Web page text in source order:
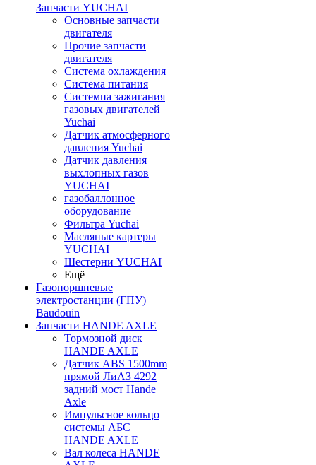
Запчасти YUCHAI
Основные запчасти
двигателя
Прочие запчасти
двигателя
Система охлаждения
Система питания
Системпа зажигания
газовых двигателей
Yuchai
Датчик атмосферного
давления Yuchai
Датчик давления
выхлопных газов
YUCHAI
газобаллонное
оборудование
Фильтра Yuchai
Масляные картеры
YUCHAI
Шестерни YUCHAI
Ещё
Газопоршневые
электростанции (ГПУ)
Baudouin
Запчасти HANDE AXLE
Тормозной диск
HANDE AXLE
Датчик ABS 1500mm
прямой ЛиАЗ 4292
задний мост Hande
Axle
Импульсное кольцо
системы АБС
HANDE AXLE
Вал колеса HANDE